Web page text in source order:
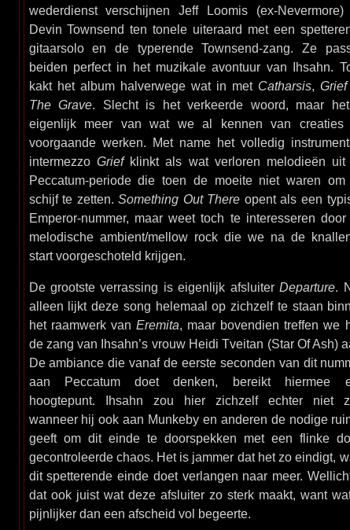
wederdienst verschijnen Jeff Loomis (ex-Nevermore)
Devin Townsend ten tonele uiteraard met een
gitaarsolo en de typerende Townsend-zang. Ze
beiden perfect in het muzikale avontuur van Ihsahn.
kakt het album halverwege wat in met Catharsis, Grief
The Grave. Slecht is het verkeerde woord, maar
eigenlijk meer van wat we al kennen van creaties
voorgaande werken. Met name het volledig
intermezzo Griefklinkt als wat verloren melodieën uit
Peccatum-periode die toen de moeite niet waren om
schijf te zetten.Something Out There opent als een
Emperor-nummer, maar weet toch te interesseren
melodische ambient/mellow rock die we na de
start voorgeschoteld krijgen.
De grootste verrassing is eigenlijk afsluiterDeparture.
alleen lijkt deze song helemaal op zichzelf te staan
het raamwerk van Eremita, maar bovendien treffen we
de zang van Ihsahn’s vrouw Heidi Tveitan (Star Of Ash)
De ambiance die vanaf de eerste seconden van dit
aan Peccatum doet denken, bereikt hiermee
hoogtepunt. Ihsahn zou hier zichzelf echter niet
wanneer hij ook aan Munkeby en anderen de nodige
geeft om dit einde te doorspekken met een flinke
gecontroleerde chaos. Het is jammer dat het zo eindigt,
dit spetterende einde doet verlangen naar meer.
dat ook juist wat deze afsluiter zo sterk maakt, want
pijnlijker dan een afscheid vol begeerte.